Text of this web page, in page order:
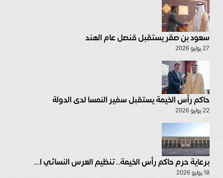
سعود بن صقر يستقبل قنصل عام الهند
27 يوليو 2026
حاكم رأس الخيمة يستقبل سفير النمسا لدى الدولة
22 يوليو 2026
برعاية حرم حاكم رأس الخيمة.. تنظيم العرس النسائي ا...
18 يوليو 2026